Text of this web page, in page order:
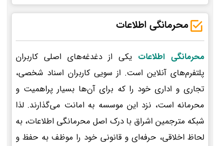
محرمانگی اطلاعات
محرمانگی اطلاعات یکی از دغدغه‌های اصلی کاربران
پلتفرم‌های آنلاین است. از سویی کاربران اسناد شخصی،
تجاری و اداری خود را که برای آن‌ها بسیار پراهمیت و
محرمانه است، نزد این موسسه به امانت می‌گذارند. لذا
شبکه مترجمین اشراق با درک اصل محرمانگی اطلاعات، به
لحاظ اخلاقی، حرفه‌ای و قانونی خود را موظف به حفظ و